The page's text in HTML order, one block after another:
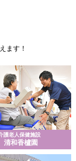
ます！
護老人保健施設
清和香櫨園